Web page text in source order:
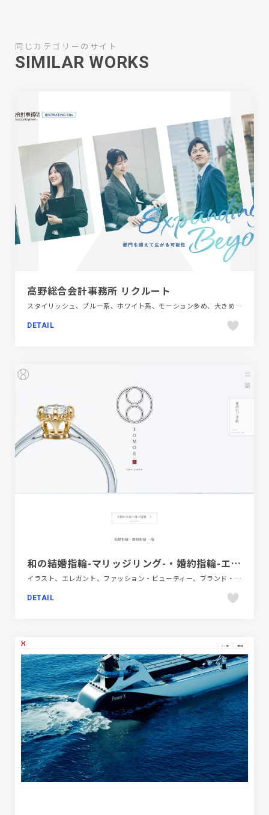
同じカテゴリーのサイト
SIMILAR WORKS
高野総合会計事務所 リクルート
スタイリッシュ、ブルー系、ホワイト系、モーション多め、大きめ写真、新卒・中途採用サイト、金融・法律・人材・専門職
DETAIL
和の結婚指輪-マリッジリング-・婚約指輪-エンゲージリング-ブランド｜巴-TOMOE
イラスト、エレガント、ファッション・ビューティー、ブランド・サービスサイト、ホワイト系、日本テイスト、飲食店・グルメ・ウェディング
DETAIL